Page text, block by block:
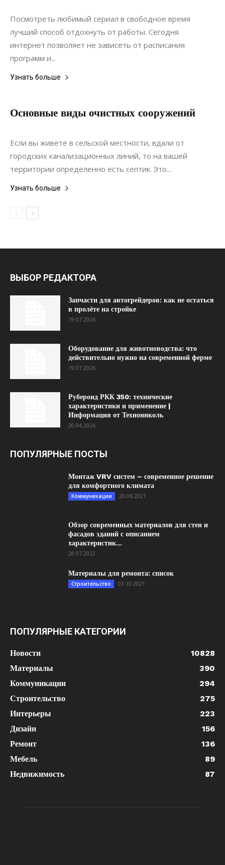
Посмотреть любимый сериал в свободное время
лучший способ отдохнуть от работы. Сегодня
интернет позволяет не зависеть от расписания
программ и...
Узнать больше
Основные виды очистных сооружений
15.12.2021
Если вы живете в сельской местности, вдали от
городских канализационных линий, то на вашей
территории определенно есть септик. Это...
Узнать больше
ВЫБОР РЕДАКТОРА
Запчасти для автогрейдеров: как не остаться
в пролёте на стройке
19.07.2026
Оборудование для животноводства: что
действительно нужно на современной ферме
19.07.2026
Рубероид РКК 350: технические
характеристики и применение |
Информация от Технониколь
20.04.2026
ПОПУЛЯРНЫЕ ПОСТЫ
Монтаж VRV систем – современное решение
для комфортного климата
Коммуникации 20.06.2021
Обзор современных материалов для стен и
фасадов зданий с описанием
характеристик...
28.07.2022
Материалы для ремонта: список
Строительство 03.10.2021
ПОПУЛЯРНЫЕ КАТЕГОРИИ
Новости
10828
Материалы
390
Коммуникации
294
Строительство
275
Интерьеры
223
Дизайн
156
Ремонт
136
Мебель
89
Недвижимость
87